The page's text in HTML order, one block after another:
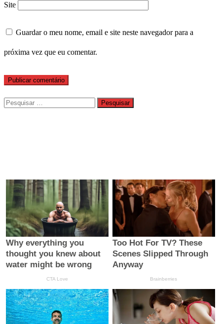
Site
Guardar o meu nome, email e site neste navegador para a
próxima vez que eu comentar.
Pesquisar
por: